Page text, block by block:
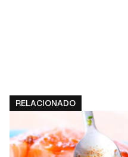
RELACIONADO